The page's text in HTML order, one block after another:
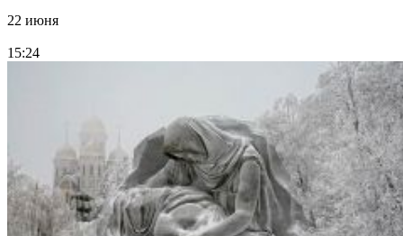
22 июня
15:24